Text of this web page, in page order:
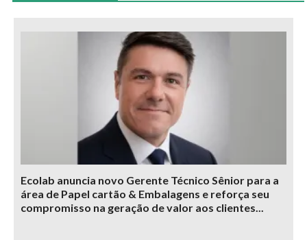
Ecolab anuncia novo Gerente Técnico Sênior para a
área de Papel cartão & Embalagens e reforça seu
compromisso na geração de valor aos clientes...